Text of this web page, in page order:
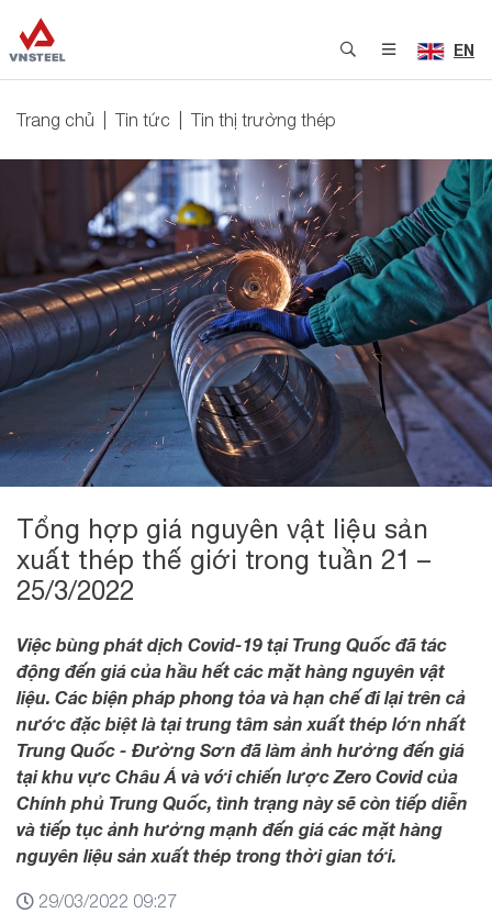
EN
Trang chủ Tin tức Tin thị trường thép
Tổng hợp giá nguyên vật liệu sản
xuất thép thế giới trong tuần 21 –
25/3/2022
Việc bùng phát dịch Covid-19 tại Trung Quốc đã tác
động đến giá của hầu hết các mặt hàng nguyên vật
liệu. Các biện pháp phong tỏa và hạn chế đi lại trên cả
nước đặc biệt là tại trung tâm sản xuất thép lớn nhất
Trung Quốc - Đường Sơn đã làm ảnh hưởng đến giá
tại khu vực Châu Á và với chiến lược Zero Covid của
Chính phủ Trung Quốc, tình trạng này sẽ còn tiếp diễn
và tiếp tục ảnh hưởng mạnh đến giá các mặt hàng
nguyên liệu sản xuất thép trong thời gian tới.
29/03/2022 09:27